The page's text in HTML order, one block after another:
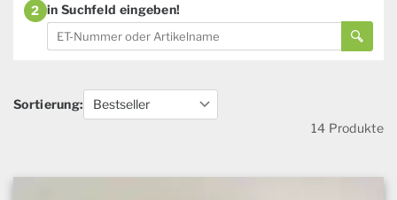
2 in Suchfeld eingeben!
Sortierung:
14 Produkte